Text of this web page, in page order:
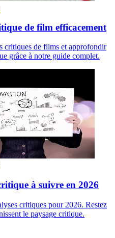
de film efficacement
critiques de films et approfondir
grâce à notre guide complet.
à suivre en 2026
critiques pour 2026. Restez
le paysage critique.